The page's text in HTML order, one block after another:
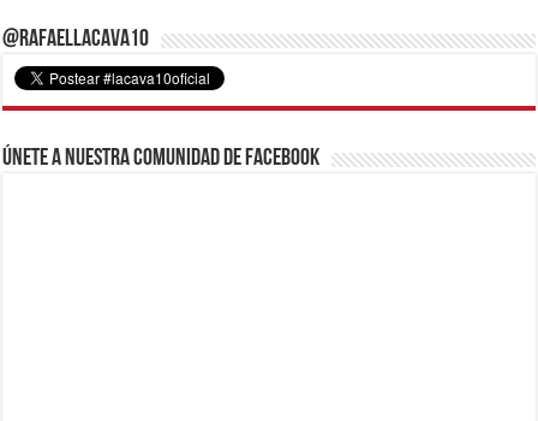
@RafaelLacava10
Únete a nuestra comunidad de Facebook